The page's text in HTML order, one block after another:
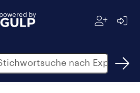
powered by